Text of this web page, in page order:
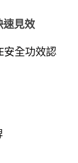
速見效
安全功效認